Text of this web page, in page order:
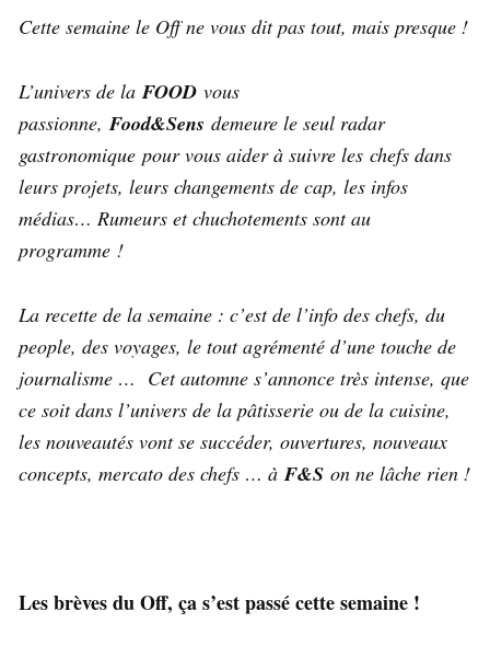
Cette semaine le Off ne vous dit pas tout, mais presque !
L’univers de laFOOD vous
passionne,Food&Sens demeure le seul radar
gastronomique pour vous aider à suivre les chefs dans
leurs projets, leurs changements de cap, les infos
médias… Rumeurs et chuchotements sont au
programme !
La recette de la semaine : c’est de l’info des chefs, du
people, des voyages, le tout agrémenté d’une touche de
journalisme … Cet automne s’annonce très intense, que
ce soit dans l’univers de la pâtisserie ou de la cuisine,
les nouveautés vont se succéder, ouvertures, nouveaux
concepts, mercato des chefs … àF&S on ne lâche rien !
Les brèves du Off, ça s’est passé cette semaine !